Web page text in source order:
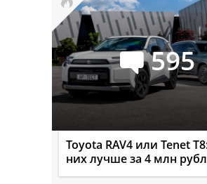
595
Toyota RAV4 или Tenet
них лучше за 4 млн